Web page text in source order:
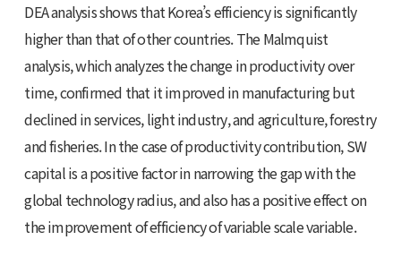
DEA analysis shows that Korea’s efficiency is significantly
higher than that of other countries. The Malmquist
analysis, which analyzes the change in productivity over
time, confirmed that it improved in manufacturing but
declined in services, light industry, and agriculture, forestry
and fisheries. In the case of productivity contribution, SW
capital is a positive factor in narrowing the gap with the
global technology radius, and also has a positive effect on
the improvement of efficiency of variable scale variable.